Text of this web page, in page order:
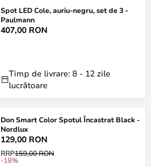
Spot LED Cole, auriu-negru, set de 3 -
Paulmann
407,00 RON
Timp de livrare: 8 - 12 zile
lucrătoare
Don Smart Color Spotul Încastrat Black -
Nordlux
129,00 RON
RRP159,00 RON
-18%